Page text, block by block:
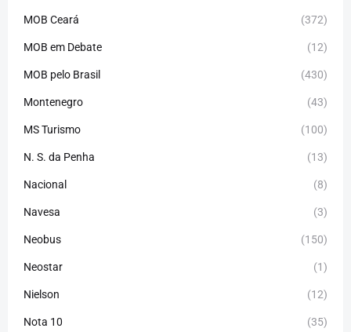
MOB Ceará (372)
MOB em Debate (12)
MOB pelo Brasil (430)
Montenegro (43)
MS Turismo (100)
N. S. da Penha (13)
Nacional (8)
Navesa (3)
Neobus (150)
Neostar (1)
Nielson (12)
Nota 10 (35)